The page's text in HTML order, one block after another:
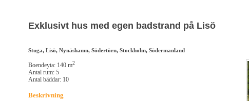
Exklusivt hus med egen badstrand på Lisö
Stuga, Lisö, Nynäshamn, Södertörn, Stockholm, Södermanland
Boendeyta: 140 m2
Antal rum: 5
Antal bäddar: 10
Beskrivning